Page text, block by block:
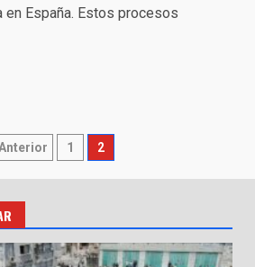
en España. Estos procesos
1 2